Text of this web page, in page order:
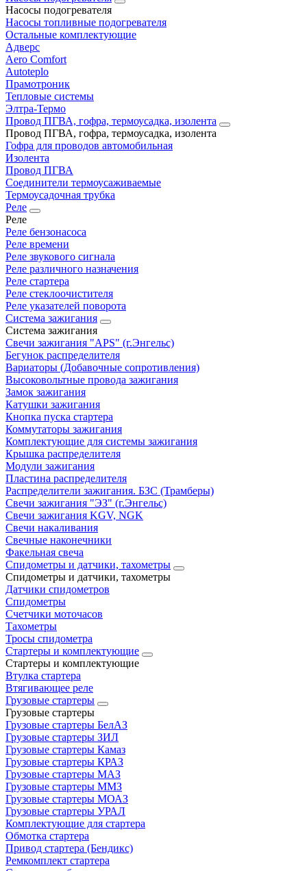
Насосы подогревателя
Насосы топливные подогревателя
Остальные комплектующие
Адверс
Aero Comfort
Autoteplo
Прамотроник
Тепловые системы
Элтра-Термо
Провод ПГВА, гофра, термоусадка, изолента
Провод ПГВА, гофра, термоусадка, изолента
Гофра для проводов автомобильная
Изолента
Провод ПГВА
Соединители термоусаживаемые
Термоусадочная трубка
Реле
Реле
Реле бензонасоса
Реле времени
Реле звукового сигнала
Реле различного назначения
Реле стартера
Реле стеклоочистителя
Реле указателей поворота
Система зажигания
Система зажигания
Свечи зажигания "APS" (г.Энгельс)
Бегунок распределителя
Вариаторы (Добавочные сопротивления)
Высоковольтные провода зажигания
Замок зажигания
Катушки зажигания
Кнопка пуска стартера
Коммутаторы зажигания
Комплектующие для системы зажигания
Крышка распределителя
Модули зажигания
Пластина распределителя
Распределители зажигания. БЗС (Трамберы)
Свечи зажигания "ЭЗ" (г.Энгельс)
Свечи зажигания KGV, NGK
Свечи накаливания
Свечные наконечники
Факельная свеча
Спидометры и датчики, тахометры
Спидометры и датчики, тахометры
Датчики спидометров
Спидометры
Счетчики моточасов
Тахометры
Тросы спидометра
Стартеры и комплектующие
Стартеры и комплектующие
Втулка стартера
Втягивающее реле
Грузовые стартеры
Грузовые стартеры
Грузовые стартеры БелАЗ
Грузовые стартеры ЗИЛ
Грузовые стартеры Камаз
Грузовые стартеры КРАЗ
Грузовые стартеры МАЗ
Грузовые стартеры ММЗ
Грузовые стартеры МОАЗ
Грузовые стартеры УРАЛ
Комплектующие для стартера
Обмотка стартера
Привод стартера (Бендикс)
Ремкомплект стартера